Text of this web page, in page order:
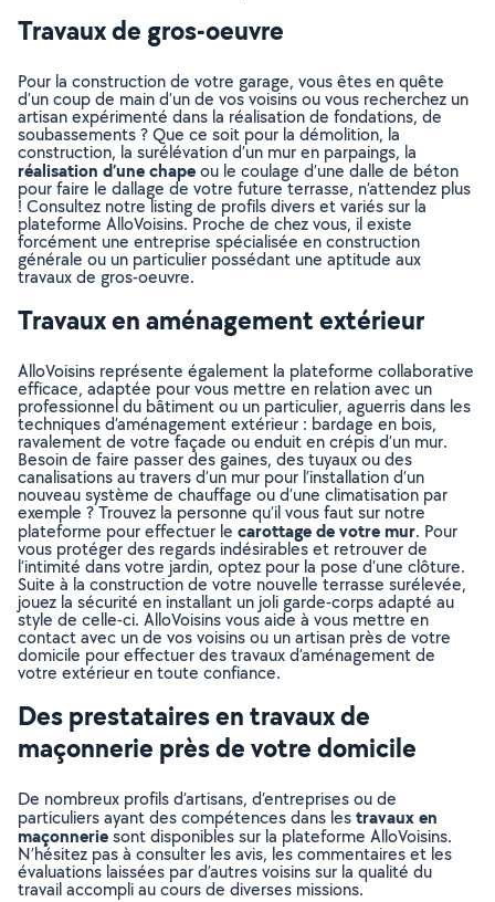
Travaux de gros-oeuvre
Pour la construction de votre garage, vous êtes en quête
d’un coup de main d’un de vos voisins ou vous recherchez un
artisan expérimenté dans la réalisation de fondations, de
soubassements ? Que ce soit pour la démolition, la
construction, la surélévation d’un mur en parpaings, la
réalisation d’une chapeou le coulage d’une dalle de béton
pour faire le dallage de votre future terrasse, n’attendez plus
! Consultez notre listing de profils divers et variés sur la
plateforme AlloVoisins. Proche de chez vous, il existe
forcément une entreprise spécialisée en construction
générale ou un particulier possédant une aptitude aux
travaux de gros-oeuvre.
Travaux en aménagement extérieur
AlloVoisins représente également la plateforme collaborative
efficace, adaptée pour vous mettre en relation avec un
professionnel du bâtiment ou un particulier, aguerris dans les
techniques d’aménagement extérieur : bardage en bois,
ravalement de votre façade ou enduit en crépis d’un mur.
Besoin de faire passer des gaines, des tuyaux ou des
canalisations au travers d’un mur pour l’installation d’un
nouveau système de chauffage ou d’une climatisation par
exemple ? Trouvez la personne qu’il vous faut sur notre
plateforme pour effectuer le carottage de votre mur. Pour
vous protéger des regards indésirables et retrouver de
l’intimité dans votre jardin, optez pour la pose d’une clôture.
Suite à la construction de votre nouvelle terrasse surélevée,
jouez la sécurité en installant un joli garde-corps adapté au
style de celle-ci. AlloVoisins vous aide à vous mettre en
contact avec un de vos voisins ou un artisan près de votre
domicile pour effectuer des travaux d’aménagement de
votre extérieur en toute confiance.
Des prestataires en travaux de
maçonnerie près de votre domicile
De nombreux profils d’artisans, d’entreprises ou de
particuliers ayant des compétences dans lestravaux en
maçonneriesont disponibles sur la plateforme AlloVoisins.
N’hésitez pas à consulter les avis, les commentaires et les
évaluations laissées par d’autres voisins sur la qualité du
travail accompli au cours de diverses missions.